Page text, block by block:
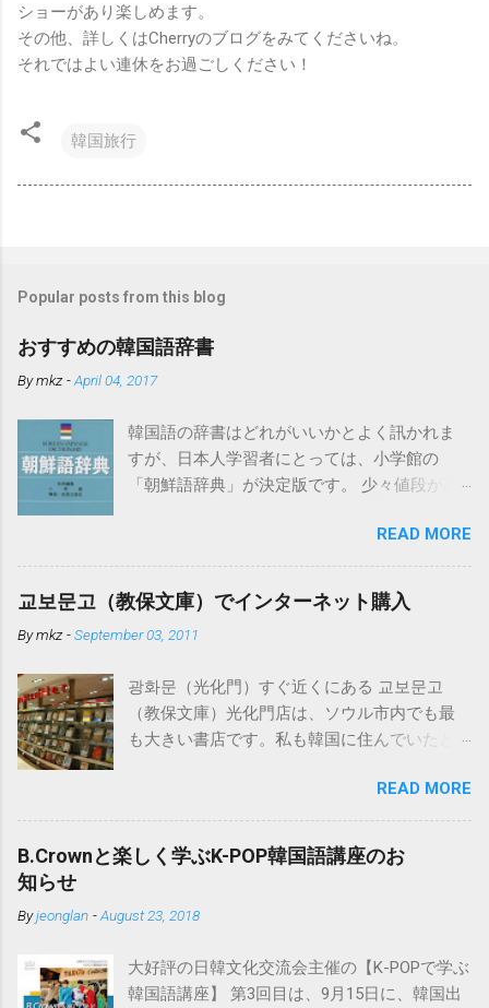
ショーがあり楽しめます。
その他、詳しくはCherryのブログをみてくださいね。
それではよい連休をお過ごしください！
韓国旅行
Popular posts from this blog
おすすめの韓国語辞書
Bymkz -April 04, 2017
韓国語の辞書はどれがいいかとよく訊かれま
すが、日本人学習者にとっては、小学館の
「朝鮮語辞典」が決定版です。 少々値段が高
みになぜ「朝鮮語」となっているかという
と、発売時点では日本の教育界で「朝鮮語」
とするのが慣例だったからだそうです。もち
ろん現在の韓国で使われている言葉を中心に
詳しく扱われています。 電子辞書でこの「朝
ています。 必要以上の高機能・辞書数でこち
らも値段が高めですが、下記の「日韓辞典」
も入っているのでおすすめです。 日韓辞典の
「朝鮮語辞典」とセットになる日韓辞典で
す。朝鮮語辞典と同じく実に詳しく解説され
ています。 ※iPhone用アプリも出ました。
READ MORE
교보문고（教保文庫）でインターネット購入
Bymkz -September 03, 2011
광화문（光化門）すぐ近くにある 교보문고
（教保文庫）光化門店は、ソウル市内でも最
も大きい書店です。私も韓国に住んでいたと
この교보문고のインターネットサイト
http://www.kyobobook.co.kr/ で注文可能で、日
本にも送付してくれます。 以下はその方法で
すが、ブラウザは基本的にInternet Explorerを
は通常Internet Explorerを使用していると思い
Internet Explorerを使用しないと正しく動作し
ない場合が多いです。 ①まずは会員加入で
READ MORE
B.Crownと楽しく学ぶK-POP韓国語講座のお
知らせ
Byjeonglan -August 23, 2018
大好評の日韓文化交流会主催の【K-POPで学ぶ
韓国語講座】 第3回目は、9月15日に、韓国出